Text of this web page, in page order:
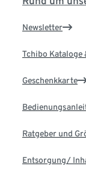
Newsletter
Tchibo Kataloge
Geschenkkarte
Ratgeber und
Entsorgung/